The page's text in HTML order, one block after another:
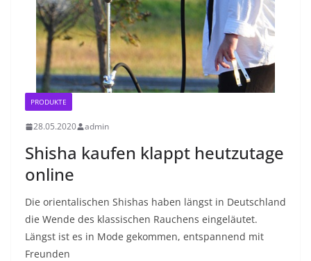
PRODUKTE
28.05.2020 admin
Shisha kaufen klappt heutzutage
online
Die orientalischen Shishas haben längst in Deutschland
die Wende des klassischen Rauchens eingeläutet.
Längst ist es in Mode gekommen, entspannend mit
Freunden